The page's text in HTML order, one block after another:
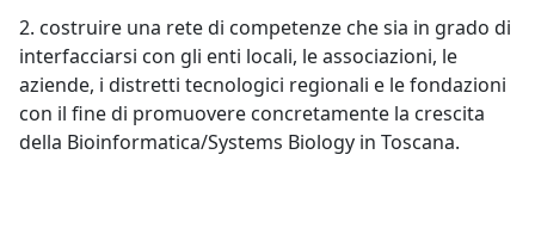
2. costruire una rete di competenze che sia in grado di
interfacciarsi con gli enti locali, le associazioni, le
aziende, i distretti tecnologici regionali e le fondazioni
con il fine di promuovere concretamente la crescita
della Bioinformatica/Systems Biology in Toscana.